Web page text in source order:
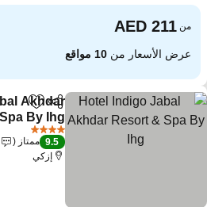
من
عرض الأسعار من10 مواقع
مشاركة
Akhdar
Spa By Ihg
9.5 ممتاز
إزكي